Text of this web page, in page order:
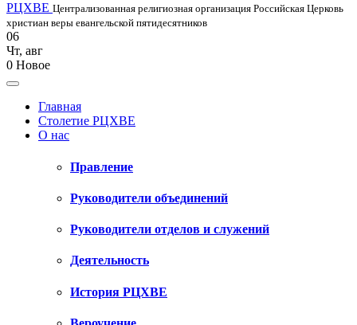
РЦХВЕ Централизованная религиозная организация Российская Церковь
христиан веры евангельской пятидесятников
06
Чт, авг
0 Новое
Главная
Столетие РЦХВЕ
О нас
Правление
Руководители объединений
Руководители отделов и служений
Деятельность
История РЦХВЕ